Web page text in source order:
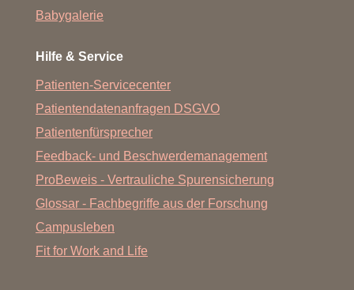
Babygalerie
Hilfe & Service
Patienten-Servicecenter
Patientendatenanfragen DSGVO
Patientenfürsprecher
Feedback- und Beschwerdemanagement
ProBeweis - Vertrauliche Spurensicherung
Glossar - Fachbegriffe aus der Forschung
Campusleben
Fit for Work and Life